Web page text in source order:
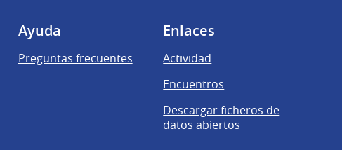
Ayuda
Preguntas frecuentes
Enlaces
Actividad
Encuentros
Descargar ficheros de
datos abiertos